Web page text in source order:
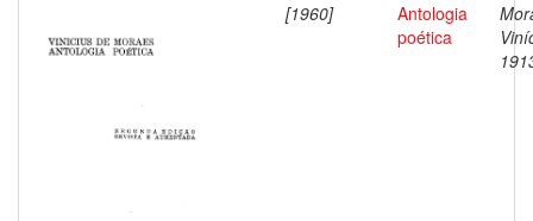
[1960]
Antologia
poética